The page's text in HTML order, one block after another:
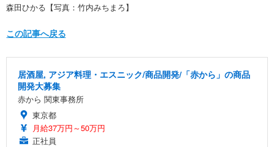
森田ひかる【写真：竹内みちまろ】
この記事へ戻る
居酒屋, アジア料理・エスニック/商品開発/「赤から」の商品
開発大募集
赤から 関東事務所
東京都
月給37万円～50万円
正社員